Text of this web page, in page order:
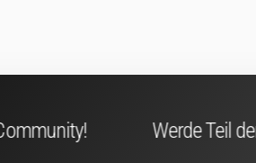
Werde Teil der Community!